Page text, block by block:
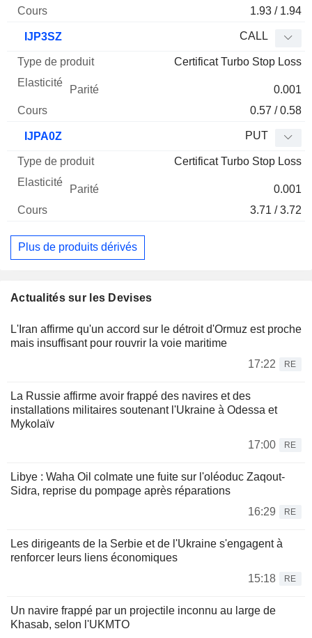
1.93 / 1.94
IJP3SZ CALL
Certificat Turbo Stop Loss
0.001
0.57 / 0.58
IJPA0Z PUT
Certificat Turbo Stop Loss
0.001
3.71 / 3.72
Plus de produits dérivés
Actualités sur les Devises
L'Iran affirme qu'un accord sur le détroit d'Ormuz est proche
mais insuffisant pour rouvrir la voie maritime
17:22
RE
La Russie affirme avoir frappé des navires et des
installations militaires soutenant l'Ukraine à Odessa et
Mykolaïv
17:00
RE
Libye : Waha Oil colmate une fuite sur l'oléoduc Zaqout-
Sidra, reprise du pompage après réparations
16:29
RE
Les dirigeants de la Serbie et de l'Ukraine s'engagent à
renforcer leurs liens économiques
15:18
RE
Un navire frappé par un projectile inconnu au large de
Khasab, selon l'UKMTO